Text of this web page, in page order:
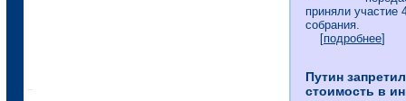
приняли участие
собрания.
[подробнее]
Путин
стоимость в